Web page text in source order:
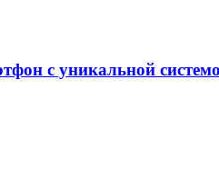
с уникальной